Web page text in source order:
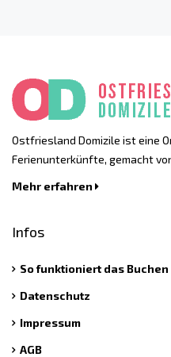
Ostfriesland Domizile ist eine
Ferienunterkünfte, gemacht
Mehr erfahren
Infos
So funktioniert das Buchen
Datenschutz
Impressum
AGB